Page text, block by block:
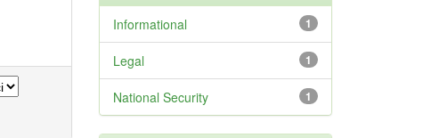
1
Informational
1
Legal
1
National Security